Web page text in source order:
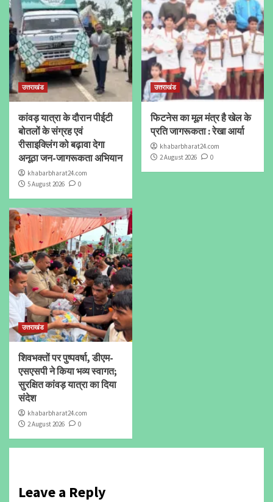
उत्तराखंड
कांवड़ यात्रा के दौरान पीईटी
बोतलों के संग्रह एवं
रीसाइक्लिंग को बढ़ावा देगा
अनूठा जन-जागरूकता अभियान
khabarbharat24.com
5 August 2026
0
उत्तराखंड
फिटनेस का मूल मंत्र है खेल के
प्रति जागरूकता : रेखा आर्या
khabarbharat24.com
2 August 2026
0
उत्तराखंड
शिवभक्तों पर पुष्पवर्षा, डीएम-
एसएसपी ने किया भव्य स्वागत;
सुरक्षित कांवड़ यात्रा का दिया
संदेश
khabarbharat24.com
2 August 2026
0
Leave a Reply